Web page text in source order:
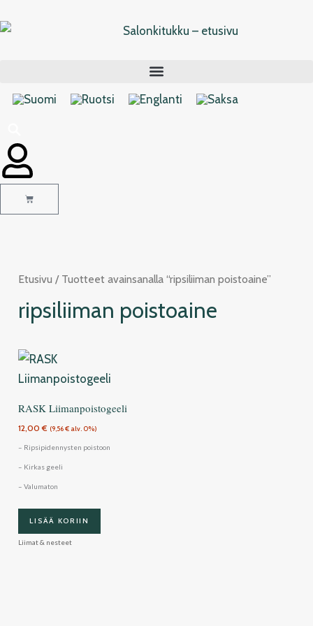
sisältöön
Cart
Etusivu / Tuotteet avainsanalla “ripsiliiman poistoaine”
ripsiliiman poistoaine
RASK Liimanpoistogeeli
12,00€ (9,56€ alv. 0%)
– Ripsipidennysten poistoon
– Kirkas geeli
– Valumaton
LISÄÄ KORIIN
Liimat & nesteet